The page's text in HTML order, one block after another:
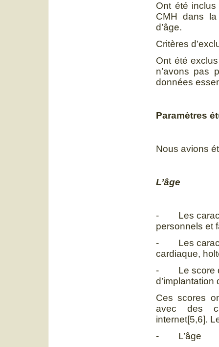
Ont été
CMH dans
d’âge.
Critères
Ont été
n’avons pas
données
Paramètres
Nous avions
L’âge
- Les
personnels et
- Les
cardiaque,
- Le score de
d’implantation
Ces scores
avec des
internet[5,6].
- L’âge